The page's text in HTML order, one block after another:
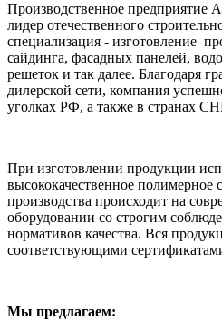
Производственное предприятие
лидер отечественного
специализация - изготовление
сайдинга, фасадных панелей,
решеток и так далее. Благодаря
дилерской сети, компания
уголках РФ, а также в странах
При изготовлении продукции
высококачественное полимерное
производства происходит на
оборудовании со строгим
нормативов качества. Вся
соответствующими
Мы предлагаем: